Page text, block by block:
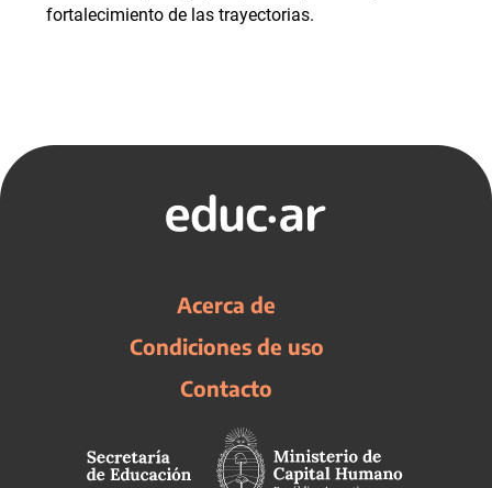
fortalecimiento de las trayectorias.
Acerca de
Condiciones de uso
Contacto